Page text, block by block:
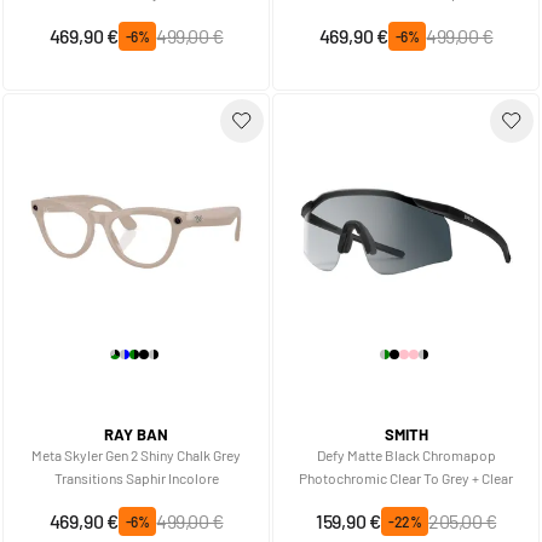
Sonderpreis
469,90 € -6%
Regulärer Preis
499,00 € Sonderpreis
469,90 € -6%
Regulärer Preis
499,00 €
RAY BAN
Meta Skyler Gen 2 Shiny Chalk Grey
Transitions Saphir Incolore
Sonderpreis
469,90 € -6%
Regulärer Preis
499,00 €
SMITH
Defy Matte Black Chromapop
Photochromic Clear To Grey + Clear
Sonderpreis
159,90 € -22%
Regulärer Preis
205,00 €